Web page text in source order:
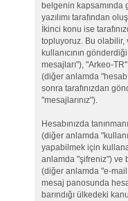
belgenin kapsamında
yazılımı tarafından
İkinci konu ise
topluyoruz. Bu olabilir,
kullanıcının
mesajları"), "Arkeo-
(diğer anlamda
sonra tarafınızdan
"mesajlarınız").
Hesabınızda
(diğer anlamda
yapabilmek için
anlamda "şifreniz") ve
(diğer anlamda "e-
mesaj panosunda
barındığı ülkedeki